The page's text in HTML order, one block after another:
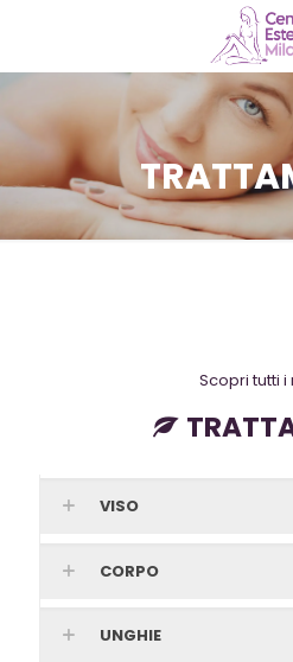
Scopri tutti i
VISO
CORPO
UNGHIE